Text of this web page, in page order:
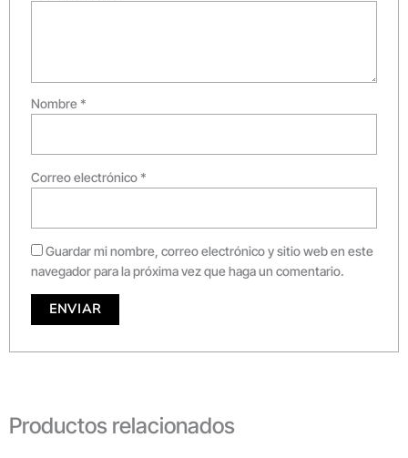
Nombre *
Correo electrónico *
Guardar mi nombre, correo electrónico y sitio web en este
navegador para la próxima vez que haga un comentario.
Productos relacionados